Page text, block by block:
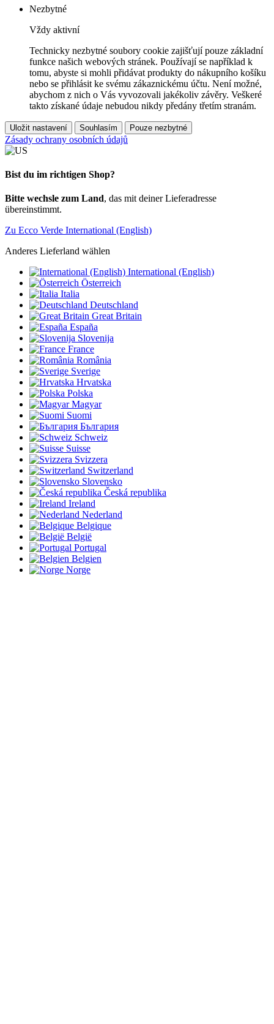
Nezbytné
Vždy aktivní
Technicky nezbytné soubory cookie zajišťují pouze základní
funkce našich webových stránek. Používají se například k
tomu, abyste si mohli přidávat produkty do nákupního košíku
nebo se přihlásit ke svému zákaznickému účtu. Není možné,
abychom z nich o Vás vyvozovali jakékoliv závěry. Veškeré
takto získané údaje nebudou nikdy předány třetím stranám.
Uložit nastavení Souhlasím Pouze nezbytné
Zásady ochrany osobních údajů
Bist du im richtigen Shop?
Bitte wechsle zum Land, das mit deiner Lieferadresse
übereinstimmt.
Zu Ecco Verde International (English)
Anderes Lieferland wählen
International (English)
Österreich
Italia
Deutschland
Great Britain
España
Slovenija
France
România
Sverige
Hrvatska
Polska
Magyar
Suomi
България
Schweiz
Suisse
Svizzera
Switzerland
Slovensko
Česká republika
Ireland
Nederland
Belgique
België
Portugal
Belgien
Norge